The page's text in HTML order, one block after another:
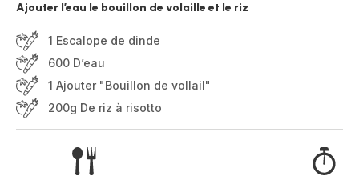
Ajouter l’eau le bouillon de volaille et le riz
1 Escalope de dinde
600 D’eau
1 Ajouter "Bouillon de vollail"
200g De riz à risotto